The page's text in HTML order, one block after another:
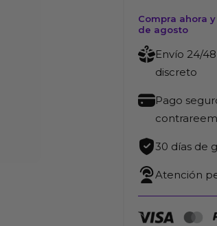
Compra ahora
de agosto
Envío 24/
discreto
Pago
30 días de
Atención